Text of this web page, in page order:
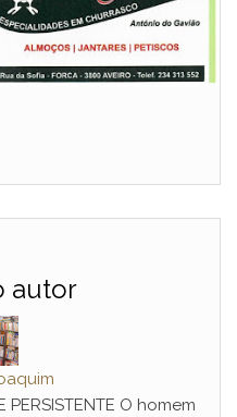
autor
PERSISTENTE O homem